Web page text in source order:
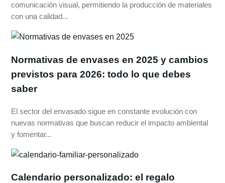
comunicación visual, permitiendo la producción de materiales
con una calidad...
Normativas de envases en 2025 y cambios
previstos para 2026: todo lo que debes
saber
El sector del envasado sigue en constante evolución con
nuevas normativas que buscan reducir el impacto ambiental
y fomentar...
Calendario personalizado: el regalo